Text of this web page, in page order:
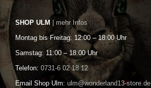
SHOP ULM | mehr Infos
Montag bis Freitag: 12:00 – 18:00 Uhr
Samstag: 11:00 – 18:00 Uhr
Telefon: 0731-6 02 18 12
Email Shop Ulm: ulm@wonderland13-store.de